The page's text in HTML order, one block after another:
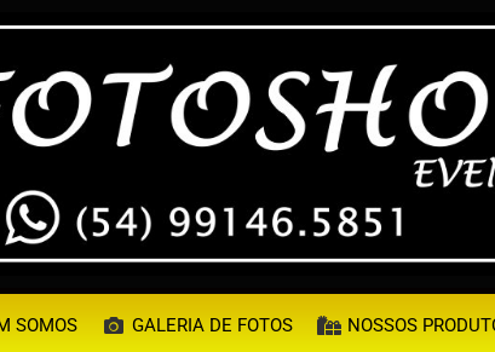
SOMOS GALERIA DE FOTOS NOSSOS